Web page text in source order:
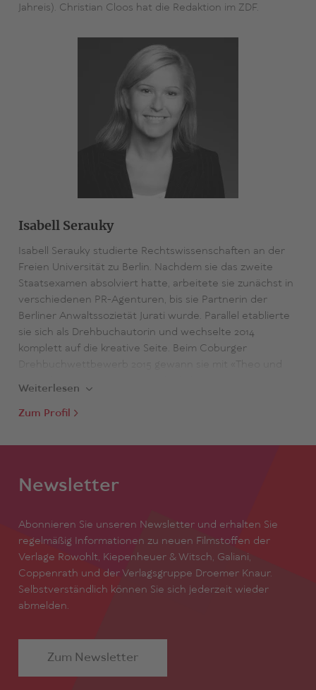
Jahreis). Christian Cloos hat die Redaktion im ZDF.
Isabell Serauky
Isabell Serauky studierte Rechtswissenschaften an der
Freien Universität zu Berlin. Nachdem sie das zweite
Staatsexamen absolviert hatte, arbeitete sie zunächst in
verschiedenen PR-Agenturen, bis sie Partnerin der
Berliner Anwaltssozietät Jurati wurde. Parallel etablierte
sie sich als Drehbuchautorin und wechselte 2014
komplett auf die kreative Seite. Beim Coburger
Drehbuchwettbewerb 2015 gewann sie mit «Theo und
Max» den Ersten Preis. 2017 erhielt ihr Serienkonzept
Stoffbörse beim Krimifestival «Tatort Eifel». Isabell
Weiterlesen
Zum Profil
Newsletter
Abonnieren Sie unseren Newsletter und erhalten Sie
regelmäßig Informationen zu neuen Filmstoffen der
Verlage Rowohlt, Kiepenheuer & Witsch, Galiani,
Coppenrath und der Verlagsgruppe Droemer Knaur.
Selbstverständlich können Sie sich jederzeit wieder
abmelden.
Zum Newsletter